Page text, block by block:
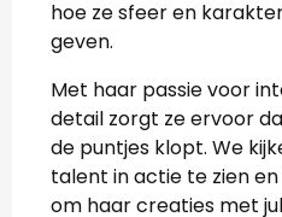
hoe ze sfeer en
geven.
Met haar passie voor
detail zorgt ze ervoor
de puntjes klopt. We
talent in actie te zien
om haar creaties met